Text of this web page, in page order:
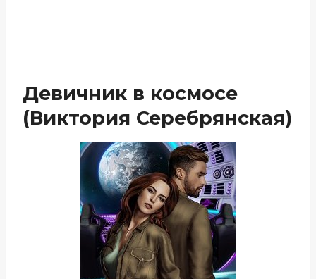
Девичник в космосе
(Виктория Серебрянская)